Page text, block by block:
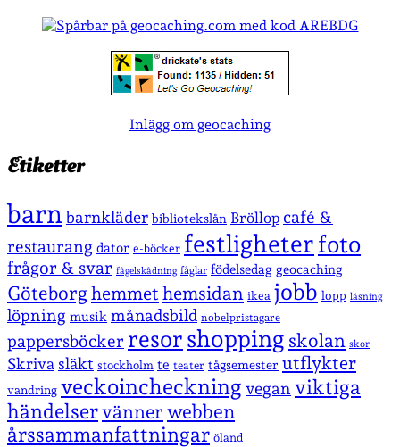
Inlägg om geocaching
Etiketter
barnbarnkläder bibliotekslån Bröllop café &
restaurang dator e-böcker festligheterfoto
frågor & svar fågelskådning fåglar födelsedag geocaching
Göteborghemmet hemsidan ikea jobb lopp läsning
löpning musik månadsbild nobelpristagare
pappersböcker resor shopping skolan skor
Skriva släkt stockholm te teater tågsemester utflykter
vandring veckoincheckning vegan viktiga
händelservänner webben
årssammanfattningar öland